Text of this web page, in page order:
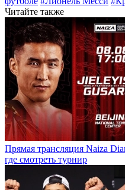
Читайте также
Прямая трансляция Naiza
где смотреть турнир